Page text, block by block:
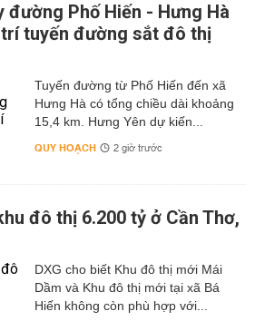
đường Phố Hiến - Hưng Hà
trí tuyến đường sắt đô thị
Tuyến đường từ Phố Hiến đến xã
Hưng Hà có tổng chiều dài khoảng
15,4 km. Hưng Yên dự kiến...
QUY HOẠCH 2 giờ trước
đô thị 6.200 tỷ ở Cần Thơ,
DXG cho biết Khu đô thị mới Mái
Dầm và Khu đô thị mới tại xã Bá
Hiến không còn phù hợp với...